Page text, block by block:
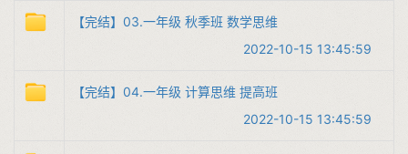
【完结】03.一年级 秋季班 数学思维
2022-10-15 13:45:59
【完结】04.一年级 计算思维 提高班
2022-10-15 13:45:59